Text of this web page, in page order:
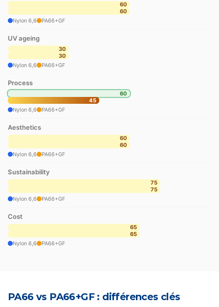
60
60
Nylon 6,6
PA66+GF
UV ageing
30
30
Nylon 6,6
PA66+GF
Process
60
45
Nylon 6,6
PA66+GF
Aesthetics
60
60
Nylon 6,6
PA66+GF
Sustainability
75
75
Nylon 6,6
PA66+GF
Cost
65
65
Nylon 6,6
PA66+GF
PA66 vs PA66+GF : différences clés